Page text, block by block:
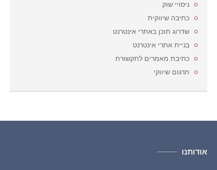
ניסויי שוק
כתיבה שיווקית
שדרוג תוכן באתרי אינטרנט
בניית אתרי אינטרנט
כתיבת מאמרים לתקשורת
תרגום שיווקי
אודותנו